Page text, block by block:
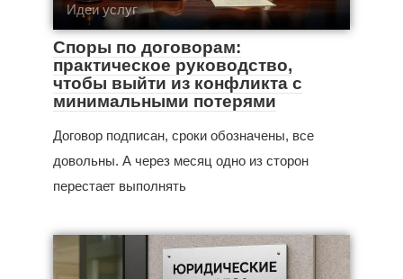
Идеи услуг
Споры по договорам:
практическое руководство,
чтобы выйти из конфликта с
минимальными потерями
Договор подписан, сроки обозначены, все
довольны. А через месяц одно из сторон
перестает выполнять